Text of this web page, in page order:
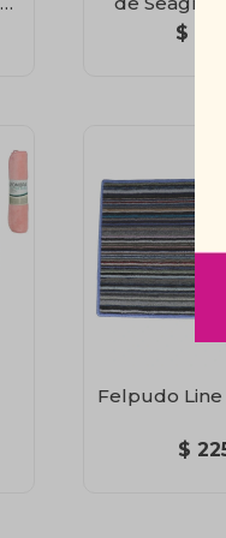
Bicolor 80
$
Felpudo Line
$